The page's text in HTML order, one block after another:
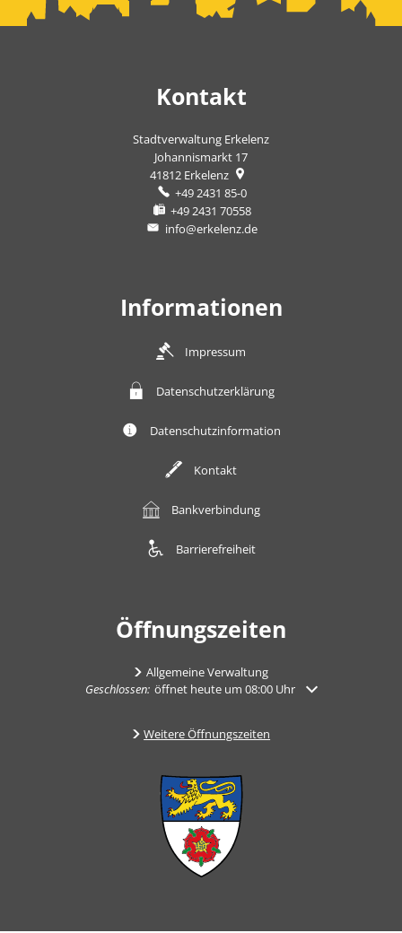
Kontakt
Stadtverwaltung Erkelenz
Johannismarkt 17
41812 Erkelenz
+49 2431 85-0
+49 2431 70558
info@erkelenz.de
Informationen
Impressum
Datenschutzerklärung
Datenschutzinformation
Kontakt
Bankverbindung
Barrierefreiheit
Öffnungszeiten
Allgemeine Verwaltung
Klicken, um weitere Öffnungs- oder Schließzeiten
Geschlossen: öffnet heute um 08:00 Uhr
Weitere Öffnungszeiten